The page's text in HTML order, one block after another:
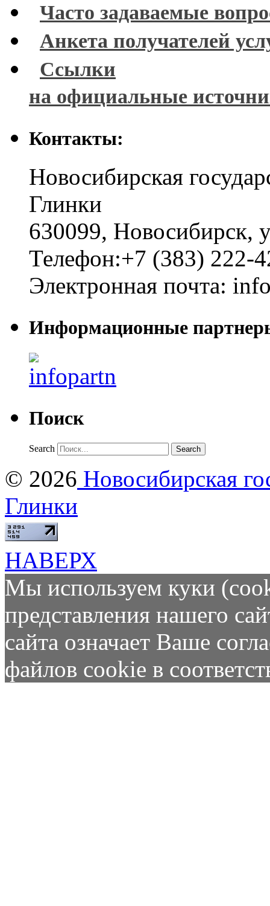
Часто задаваемые
Анкета получателей
Ссылки
на официальные
Контакты:
Новосибирская
Глинки
630099, Новосибирск,
Телефон:+7 (383) 222-
Электронная почта:
Информационные
Поиск
Search
© 2026 Новосибирская
Глинки
НАВЕРХ
Мы используем куки
представления нашего
сайта означает Ваше
файлов cookie в